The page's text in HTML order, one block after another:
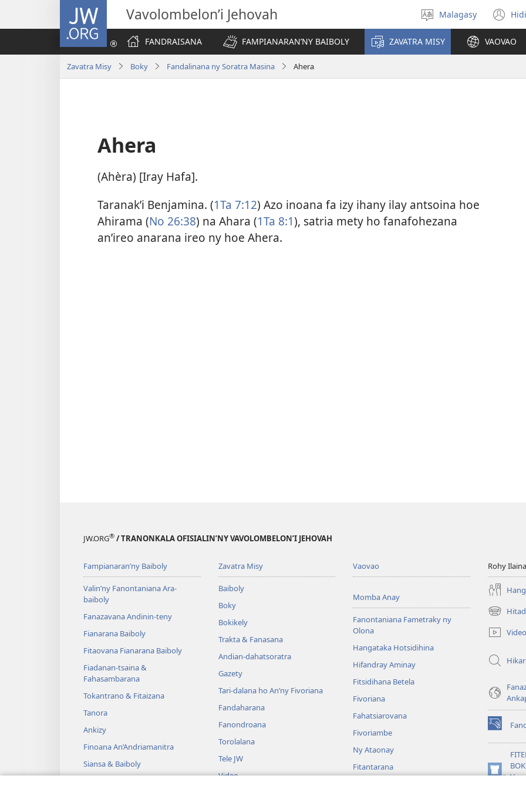
JW.ORG Vavolombelon’i Jehovah
Hifidy
fiteny
Malagasy
FANDRAISANA
FAMPIANARAN’NY BAIBOLY ZAVATRA MISY VAOVAO
Zavatra Misy Boky Fandalinana ny Soratra Masina Ahera
Ahera
(Ahèra) [Iray Hafa].
Taranak’i Benjamina. (1Ta 7:12) Azo inoana fa izy ihany ilay antsoina hoe
Ahirama (No 26:38) na Ahara (1Ta 8:1), satria mety ho fanafohezana
an’ireo anarana ireo ny hoe Ahera.
JW.ORG® / TRANONKALA OFISIALIN’NY VAVOLOMBELON’I JEHOVAH
Fampianaran’ny Baiboly
Valin’ny Fanontaniana Ara-
baiboly
Fanazavana Andinin-teny
Fianarana Baiboly
Fitaovana Fianarana Baiboly
Fiadanan-tsaina &
Fahasambarana
Tokantrano & Fitaizana
Tanora
Ankizy
Finoana An’Andriamanitra
Siansa & Baiboly
Zavatra Misy
Baiboly
Boky
Bokikely
Trakta & Fanasana
Andian-dahatsoratra
Gazety
Tari-dalana ho An’ny Fivoriana
Fandaharana
Fanondroana
Torolalana
Tele JW
Video
Vaovao
Momba Anay
Fanontaniana Fametraky ny
Olona
Hangataka Hotsidihina
Hifandray Aminay
Fitsidihana Betela
Fivoriana
Fahatsiarovana
Fivoriambe
Ny Ataonay
Fitantarana
Rohy Ilaina
rohy) Video
rohy)